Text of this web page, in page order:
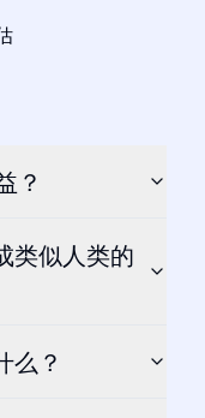
？
类似人类的
么？